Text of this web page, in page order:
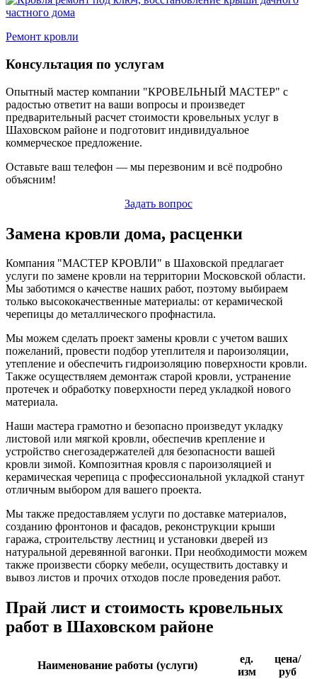
Ремонт кровли
Консультация по услугам
Опытный мастер компании "КРОВЕЛЬНЫЙ МАСТЕР" с
радостью ответит на ваши вопросы и произведет
предварительный расчет стоимости кровельных услуг в
Шаховском районе и подготовит индивидуальное
коммерческое предложение.
Оставьте ваш телефон — мы перезвоним и всё подробно
объясним!
Задать вопрос
Замена кровли дома, расценки
Компания "МАСТЕР КРОВЛИ" в Шаховской предлагает
услуги по замене кровли на территории Московской области.
Мы заботимся о качестве наших работ, поэтому выбираем
только высококачественные материалы: от керамической
черепицы до металлического профнастила.
Мы можем сделать проект замены кровли с учетом ваших
пожеланий, провести подбор утеплителя и пароизоляции,
утепление и обеспечить гидроизоляцию поверхности кровли.
Также осуществляем демонтаж старой кровли, устранение
протечек и обработку поверхности перед укладкой нового
материала.
Наши мастера грамотно и безопасно произведут укладку
листовой или мягкой кровли, обеспечив крепление и
устройство снегозадержателей для безопасности вашей
кровли зимой. Композитная кровля с пароизоляцией и
керамическая черепица с профессиональной укладкой станут
отличным выбором для вашего проекта.
Мы также предоставляем услуги по доставке материалов,
созданию фронтонов и фасадов, реконструкции крыши
гаража, строительству лестниц и установки дверей из
натуральной деревянной вагонки. При необходимости можем
также произвести сборку мебели, осуществить доставку и
вывоз листов и прочих отходов после проведения работ.
Прай лист и стоимость кровельных
работ в Шаховском районе
Наименование работы (услуги)
ед.
изм
цена/
руб